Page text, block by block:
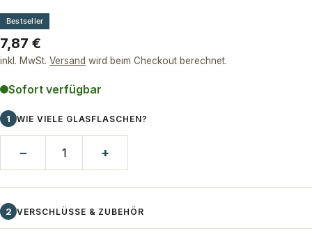
Bestseller
Regulärer
Preis
7,87 €
inkl. MwSt. Versand wird beim Checkout berechnet.
Sofort verfügbar
1 WIE VIELE GLASFLASCHEN?
− +
2 VERSCHLÜSSE & ZUBEHÖR